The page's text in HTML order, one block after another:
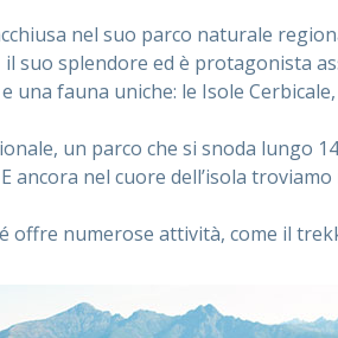
nel suo parco naturale
suo splendore ed è protagonista
una fauna uniche: le Isole
un parco che si snoda lungo
nel cuore dell’isola
offre numerose attività, come il